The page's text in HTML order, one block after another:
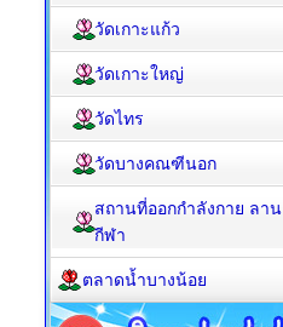
วัดเกาะแก้ว
วัดเกาะใหญ่
วัดไทร
วัดบางคณฑีนอก
สถานที่ออกกำลังกาย ลาน
กีฬา
ตลาดน้ำบางน้อย